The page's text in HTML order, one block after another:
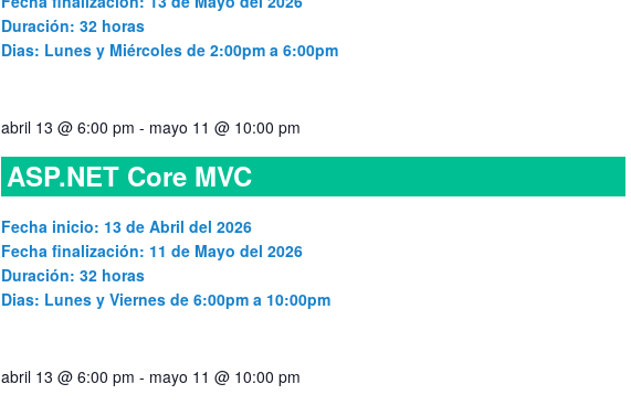
Duración: 32 horas
Dias: Lunes y Miércoles de 2:00pm a 6:00pm
abril 13 @ 6:00 pm - mayo 11 @ 10:00 pm
ASP.NET Core MVC
Fecha inicio: 13 de Abril del 2026
Fecha finalización: 11 de Mayo del 2026
Duración: 32 horas
Dias: Lunes y Viernes de 6:00pm a 10:00pm
abril 13 @ 6:00 pm - mayo 11 @ 10:00 pm